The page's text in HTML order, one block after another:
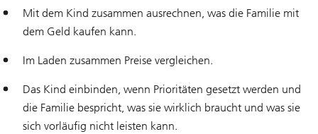
Mit dem Kind zusammen ausrechnen, was die Familie mit
dem Geld kaufen kann.
Im Laden zusammen Preise vergleichen.
Das Kind einbinden, wenn Prioritäten gesetzt werden und
die Familie bespricht, was sie wirklich braucht und was sie
sich vorläufig nicht leisten kann.